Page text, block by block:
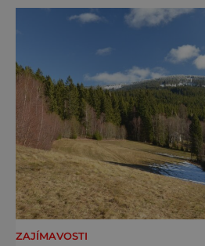
přijíždějí. Nejde o boj proti
ochranu krajiny, která už
vlastního úspě
ZAJÍMAVOSTI